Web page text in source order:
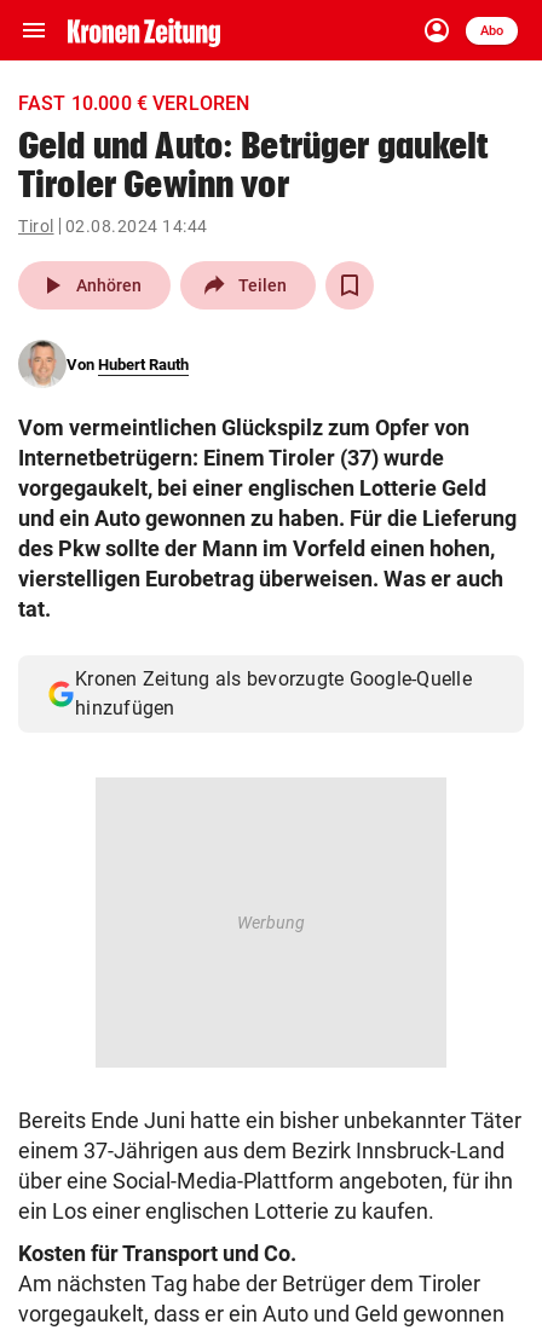
menu Navigation
ein-/ausklappen
account_circle
Anmelden
Abo
close Schließen
account_circle Anmelden
pin_drop
Wien arrow_right
search
eingeben
Muthgasse 2, 1190 Wien
FAST 10.000 € VERLOREN
Geld und Auto: Betrüger gaukelt
Tiroler Gewinn vor
Tirol 02.08.2024 14:44
play_arrow Anhören Teilen
Von Hubert Rauth
Vom vermeintlichen Glückspilz zum Opfer von
Internetbetrügern: Einem Tiroler (37) wurde
vorgegaukelt, bei einer englischen Lotterie Geld
und ein Auto gewonnen zu haben. Für die Lieferung
des Pkw sollte der Mann im Vorfeld einen hohen,
vierstelligen Eurobetrag überweisen. Was er auch
tat.
Kronen Zeitung als bevorzugte Google-Quelle
hinzufügen
Bereits Ende Juni hatte ein bisher unbekannter Täter
einem 37-Jährigen aus dem Bezirk Innsbruck-Land
über eine Social-Media-Plattform angeboten, für ihn
ein Los einer englischen Lotterie zu kaufen.
Kosten für Transport und Co.
Am nächsten Tag habe der Betrüger dem Tiroler
vorgegaukelt, dass er ein Auto und Geld gewonnen